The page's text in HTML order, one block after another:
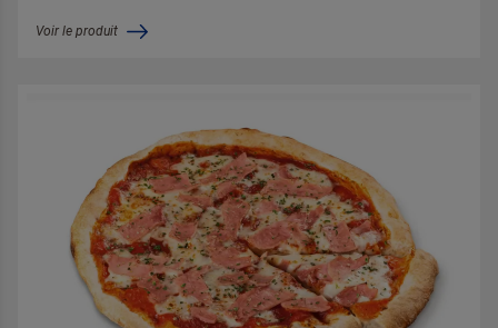
Voir le produit